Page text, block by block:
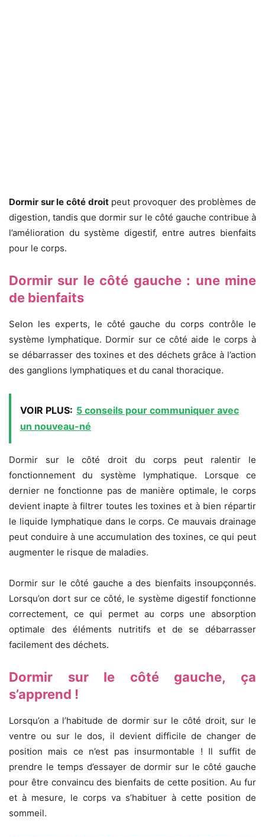
Dormir sur le côté droitpeut provoquer des problèmes de
digestion, tandis que dormir sur le côté gauche contribue à
l’amélioration du système digestif, entre autres bienfaits
pour le corps.
Dormir sur le côté gauche : une mine
de bienfaits
Selon les experts, le côté gauche du corps contrôle le
système lymphatique. Dormir sur ce côté aide le corps à
se débarrasser des toxines et des déchets grâce à l’action
des ganglions lymphatiques et du canal thoracique.
VOIR PLUS: 5 conseils pour communiquer avec
un nouveau-né
Dormir sur le côté droit du corps peut ralentir le
fonctionnement du système lymphatique. Lorsque ce
dernier ne fonctionne pas de manière optimale, le corps
devient inapte à filtrer toutes les toxines et à bien répartir
le liquide lymphatique dans le corps. Ce mauvais drainage
peut conduire à une accumulation des toxines, ce qui peut
augmenter le risque de maladies.
Dormir sur le côté gauche a des bienfaits insoupçonnés.
Lorsqu’on dort sur ce côté, le système digestif fonctionne
correctement, ce qui permet au corps une absorption
optimale des éléments nutritifs et de se débarrasser
facilement des déchets.
Dormir sur le côté gauche, ça
s’apprend !
Lorsqu’on a l’habitude de dormir sur le côté droit, sur le
ventre ou sur le dos, il devient difficile de changer de
position mais ce n’est pas insurmontable ! Il suffit de
prendre le temps d’essayer de dormir sur le côté gauche
pour être convaincu des bienfaits de cette position. Au fur
et à mesure, le corps va s’habituer à cette position de
sommeil.